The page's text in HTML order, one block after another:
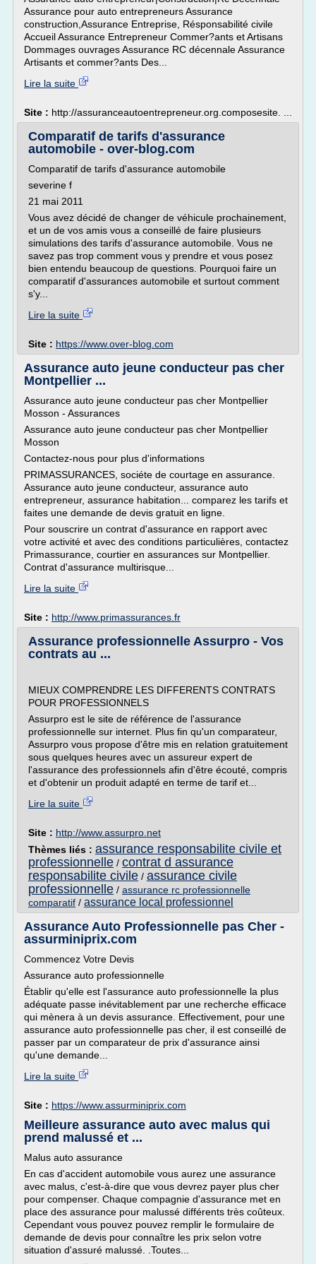
Assurance pour auto entrepreneurs Assurance
construction,Assurance Entreprise, Résponsabilité civile
Accueil Assurance Entrepreneur Commer?ants et Artisans
Dommages ouvrages Assurance RC décennale Assurance
Artisants et commer?ants Des...
Lire la suite
Site : http://assuranceautoentrepreneur.org.composesite. ...
Comparatif de tarifs d'assurance
automobile - over-blog.com
Comparatif de tarifs d'assurance automobile
severine f
21 mai 2011
Vous avez décidé de changer de véhicule prochainement,
et un de vos amis vous a conseillé de faire plusieurs
simulations des tarifs d'assurance automobile. Vous ne
savez pas trop comment vous y prendre et vous posez
bien entendu beaucoup de questions. Pourquoi faire un
comparatif d'assurances automobile et surtout comment
s'y...
Lire la suite
Site : https://www.over-blog.com
Assurance auto jeune conducteur pas cher
Montpellier ...
Assurance auto jeune conducteur pas cher Montpellier
Mosson - Assurances
Assurance auto jeune conducteur pas cher Montpellier
Mosson
Contactez-nous pour plus d'informations
PRIMASSURANCES, sociéte de courtage en assurance.
Assurance auto jeune conducteur, assurance auto
entrepreneur, assurance habitation... comparez les tarifs et
faites une demande de devis gratuit en ligne.
Pour souscrire un contrat d'assurance en rapport avec
votre activité et avec des conditions particulières, contactez
Primassurance, courtier en assurances sur Montpellier.
Contrat d'assurance multirisque...
Lire la suite
Site : http://www.primassurances.fr
Assurance professionnelle Assurpro - Vos
contrats au ...
MIEUX COMPRENDRE LES DIFFERENTS CONTRATS
POUR PROFESSIONNELS
Assurpro est le site de référence de l'assurance
professionnelle sur internet. Plus fin qu'un comparateur,
Assurpro vous propose d'être mis en relation gratuitement
sous quelques heures avec un assureur expert de
l'assurance des professionnels afin d'être écouté, compris
et d'obtenir un produit adapté en terme de tarif et...
Lire la suite
Site : http://www.assurpro.net
Thèmes liés : assurance responsabilite civile et
professionnelle / contrat d assurance
responsabilite civile / assurance civile
professionnelle / assurance rc professionnelle
comparatif / assurance local professionnel
Assurance Auto Professionnelle pas Cher -
assurminiprix.com
Commencez Votre Devis
Assurance auto professionnelle
Établir qu'elle est l'assurance auto professionnelle la plus
adéquate passe inévitablement par une recherche efficace
qui mènera à un devis assurance. Effectivement, pour une
assurance auto professionnelle pas cher, il est conseillé de
passer par un comparateur de prix d'assurance ainsi
qu'une demande...
Lire la suite
Site : https://www.assurminiprix.com
Meilleure assurance auto avec malus qui
prend malussé et ...
Malus auto assurance
En cas d'accident automobile vous aurez une assurance
avec malus, c'est-à-dire que vous devrez payer plus cher
pour compenser. Chaque compagnie d'assurance met en
place des assurance pour malussé différents très coûteux.
Cependant vous pouvez pouvez remplir le formulaire de
demande de devis pour connaître les prix selon votre
situation d'assuré malussé. .Toutes...